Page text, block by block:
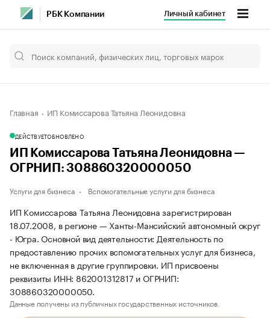
РБК Компании Личный кабинет
Главная ИП Комиссарова Татьяна Леонидовна
ДЕЙСТВУЕТОБНОВЛЕНО
ИП Комиссарова Татьяна Леонидовна —
ОГРНИП: 308860320000050
Услуги для бизнеса Вспомогательные услуги для бизнеса
ИП Комиссарова Татьяна Леонидовна зарегистрирован
18.07.2008, в регионе — Ханты-Мансийский автономный округ
- Югра. Основной вид деятельности: Деятельность по
предоставлению прочих вспомогательных услуг для бизнеса,
не включенная в другие группировки. ИП присвоены
реквизиты ИНН: 862001312817 и ОГРНИП:
308860320000050.
Данные получены из публичных государственных источников.